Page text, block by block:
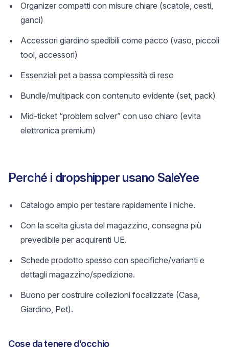
Organizer compatti con misure chiare (scatole, cesti,
ganci)
Accessori giardino spedibili come pacco (vaso, piccoli
tool, accessori)
Essenziali pet a bassa complessità di reso
Bundle/multipack con contenuto evidente (set, pack)
Mid-ticket “problem solver” con uso chiaro (evita
elettronica premium)
Perché i dropshipper usano SaleYee
Catalogo ampio per testare rapidamente i niche.
Con la scelta giusta del magazzino, consegna più
prevedibile per acquirenti UE.
Schede prodotto spesso con specifiche/varianti e
dettagli magazzino/spedizione.
Buono per costruire collezioni focalizzate (Casa,
Giardino, Pet).
Cose da tenere d’occhio